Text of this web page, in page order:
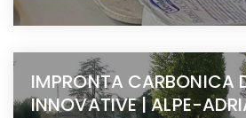
IMPRONTA CARBONICA
INNOVATIVE | ALPE-